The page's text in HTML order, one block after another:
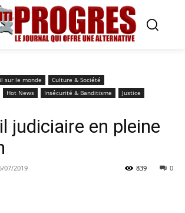
sur le monde
Culture & Société
Hot News Insécurité & Banditisme
Justice
judiciaire en pleine
07/2019 0
839